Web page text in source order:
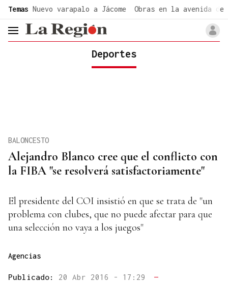
Temas Nuevo varapalo a Jácome Obras en la avenida de
header.menu.open
Deportes
Alejandro Blanco cree que el conflicto con
la FIBA "se resolverá satisfactoriamente"
BALONCESTO
El presidente del COI insistió en que se trata de "un
problema con clubes, que no puede afectar para que
una selección no vaya a los juegos"
Agencias
Publicado: 20 Abr 2016 - 17:29
—